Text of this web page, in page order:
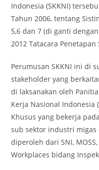
Indonesia (SKKNI)
Tahun 2006, tentang
5,6 dan 7 (di ganti
2012 Tatacara Penetapan
Perumusan SKKNI ini di
stakeholder yang
di laksanakan oleh
Kerja Nasional Indonesia
Khusus yang bekerja
sub sektor industri
diperoleh dari SNI,
Workplaces bidang